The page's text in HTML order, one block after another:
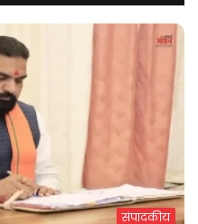
संपादकीय